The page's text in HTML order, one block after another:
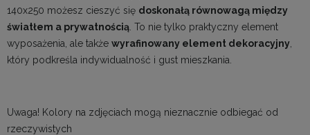
140x250 możesz cieszyć się doskonałą równowagą między
światłem a prywatnością . To nie tylko praktyczny element
wyposażenia, ale także wyrafinowany element dekoracyjny
który podkreśla indywidualność i gust mieszkania.
Uwaga! Kolory na zdjęciach mogą nieznacznie odbiegać od
rzeczywistych